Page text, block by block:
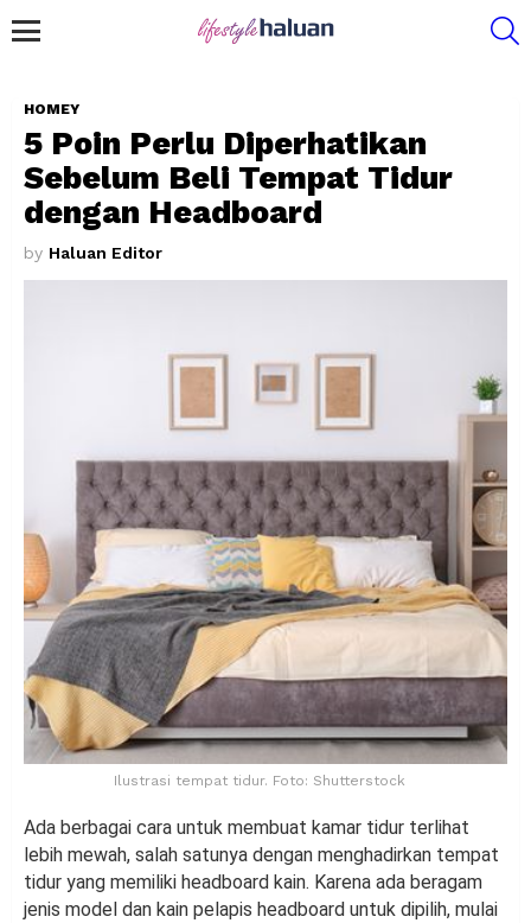
HOMEY
5 Poin Perlu Diperhatikan
Sebelum Beli Tempat Tidur
dengan Headboard
by Haluan Editor
Ilustrasi tempat tidur. Foto: Shutterstock
Ada berbagai cara untuk membuat kamar tidur terlihat
lebih mewah, salah satunya dengan menghadirkan tempat
tidur yang memiliki headboard kain. Karena ada beragam
jenis model dan kain pelapis headboard untuk dipilih, mulai